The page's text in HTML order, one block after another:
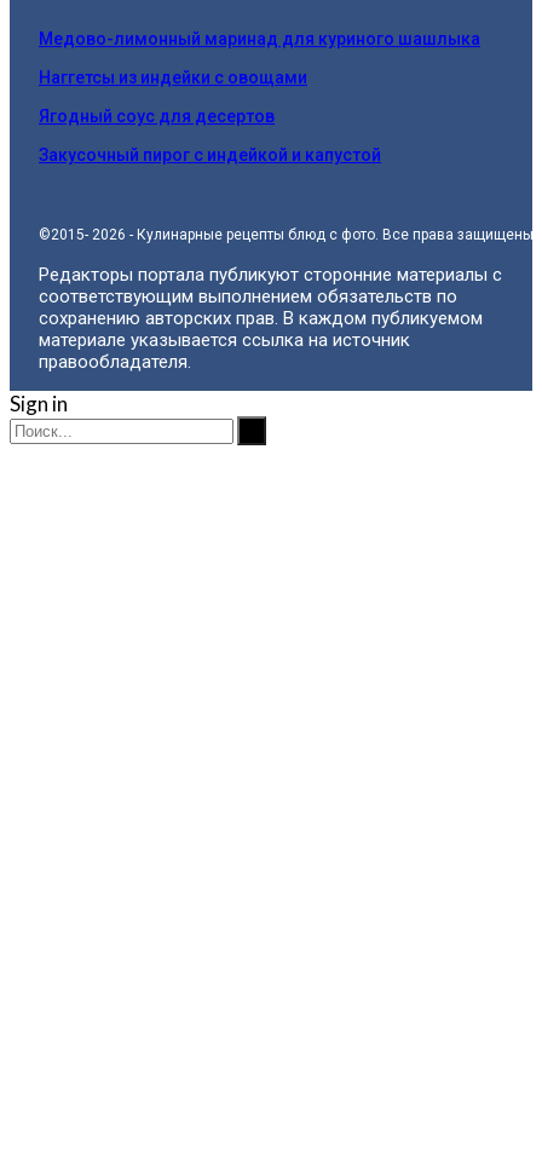
Медово-лимонный маринад для куриного шашлыка
Наггетсы из индейки с овощами
Ягодный соус для десертов
Закусочный пирог с индейкой и капустой
©2015- 2026 - Кулинарные рецепты блюд с фото. Все права защищены.
Редакторы портала публикуют сторонние материалы с
соответствующим выполнением обязательств по
сохранению авторских прав. В каждом публикуемом
материале указывается ссылка на источник
правообладателя.
Sign in